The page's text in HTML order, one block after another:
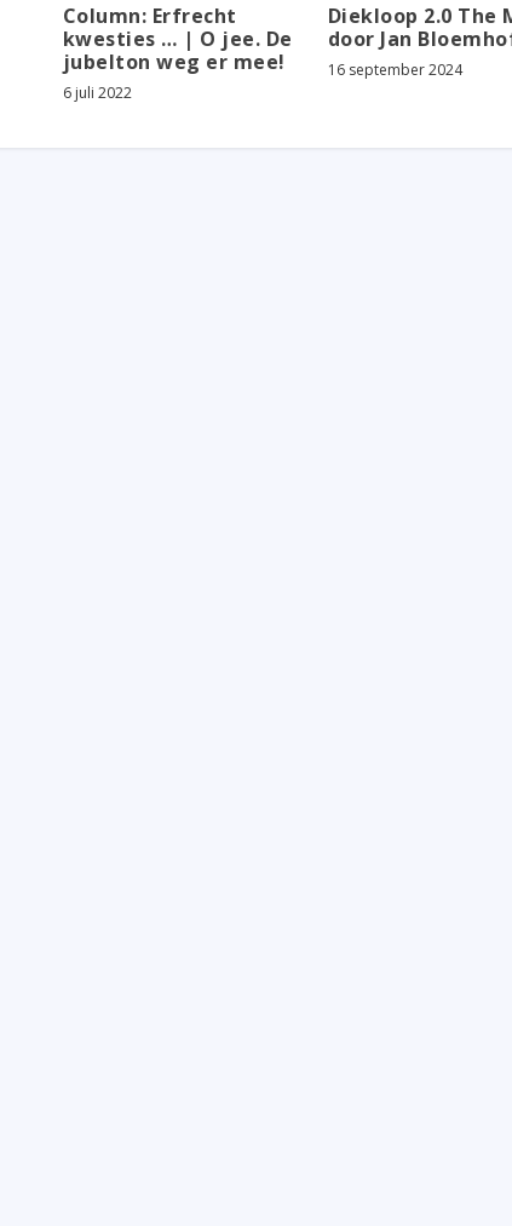
Column: Erfrecht
kwesties … | O jee. De
jubelton weg er mee!
6 juli 2022
Diekloop 2.0 The
door Jan
16 september 2024